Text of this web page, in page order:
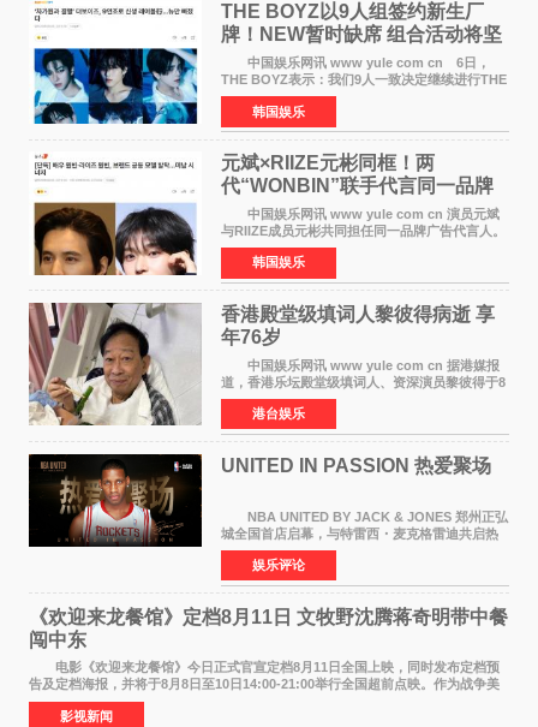
THE BOYZ以9人组签约新生厂
牌！NEW暂时缺席 组合活动将坚
定不移继续
中国娱乐网讯 www yule com cn 6日，
THE BOYZ表示：我们9人一致决定继续进行THE
BOYZ组合活动，并且已经完成了组合团体活动
签约。目前正在新生厂牌下进行活动准备。尚未
离开THE BOYZ原所
韩国娱乐
元斌×RIIZE元彬同框！两
代“WONBIN”联手代言同一品牌
颜值天花板合体
中国娱乐网讯 www yule com cn 演员元斌
与RIIZE成员元彬共同担任同一品牌广告代言人。
6日据独家报道，继演员元斌之后，RIIZE元彬最
近也被选为某在线中介平台A公司的共同广告代言
人，两人将作
韩国娱乐
香港殿堂级填词人黎彼得病逝 享
年76岁​
中国娱乐网讯 www yule com cn 据港媒报
道，香港乐坛殿堂级填词人、资深演员黎彼得于8
月5日上午因病离世，终年76岁。好友钟志光透
露，黎彼得今年3月中风后便卧床休养，身体机能
持续衰退，最
港台娱乐
UNITED IN PASSION 热爱聚场
NBA UNITED BY JACK & JONES 郑州正弘
城全国首店启幕，与特雷西・麦克格雷迪共启热
爱 2026 年7 月21 日，
NBAUNITEDBYJACK&JONES 全国首店，于郑
州正弘城正式启幕。NBA 传奇球星
娱乐评论
《欢迎来龙餐馆》定档8月11日 文牧野沈腾蒋奇明带中餐
闯中东
电影《欢迎来龙餐馆》今日正式官宣定档8月11日全国上映，同时发布定档预
告及定档海报，并将于8月8日至10日14:00-21:00举行全国超前点映。作为战争美
食大片，影片讲述的是中国厨师徐福（沈腾
影视新闻